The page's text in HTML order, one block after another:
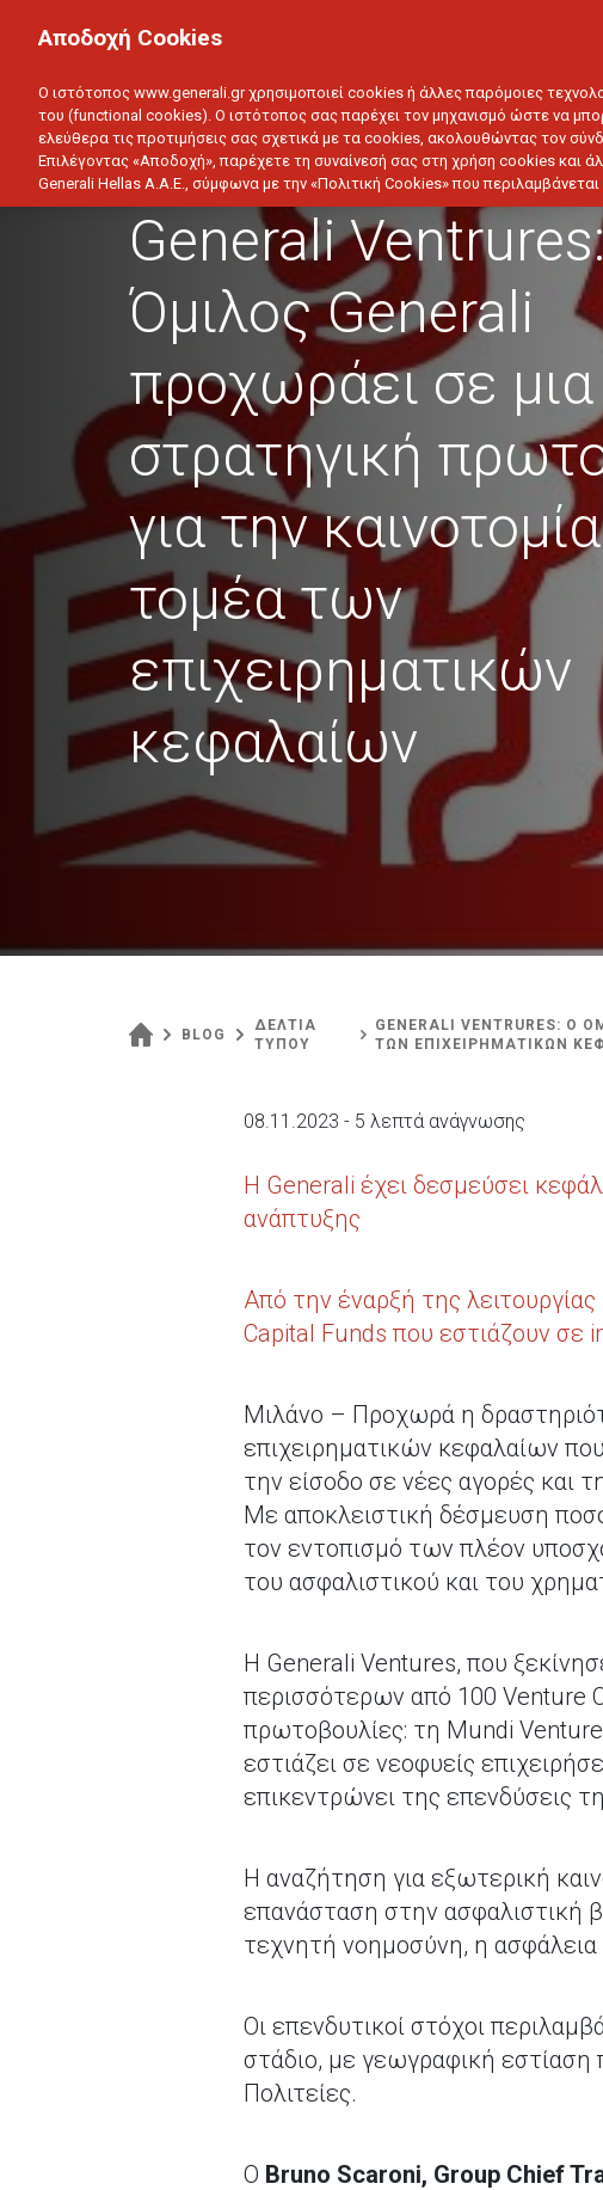
ΥΓΕΙΑ ΑΥΤΟΚΙΝΗΤΟ ΣΠΙΤΙ ΑΠΟΤΑΜΙΕΥΣΗ
ΔΕΛΤΙΑ ΤΥΠΟΥ
Generali
Όμιλος Generali
προχωράει σε
στρατηγική
για την
τομέα των
επιχειρηματικών
κεφαλαίων
BLOG
ΔΕΛΤΙΑ
ΤΥΠΟΥ
GENERALI VENTRURES:
ΤΩΝ ΕΠΙΧΕΙΡΗΜΑΤΙΚΩΝ
08.11.2023 - 5 λεπτά ανάγνωσης
Η Generali έχει δεσμεύσει
ανάπτυξης
Από την έναρξή της
Capital Funds που εστιάζουν σε
Μιλάνο – Προχωρά η
επιχειρηματικών κεφαλαίων
την είσοδο σε νέες αγορές και
Με αποκλειστική δέσμευση
τον εντοπισμό των πλέον
του ασφαλιστικού και του
Η Generali Ventures, που
περισσότερων από 100 Venture
πρωτοβουλίες: τη Mundi
εστιάζει σε νεοφυείς
επικεντρώνει της επενδύσεις
Η αναζήτηση για εξωτερική
επανάσταση στην ασφαλιστική
τεχνητή νοημοσύνη, η
Οι επενδυτικοί στόχοι
στάδιο, με γεωγραφική
Πολιτείες.
Ο Bruno Scaroni, Group Chief
Αποδοχή Cookies
Ο ιστότοπος www.generali.gr χρησιμοποιεί cookies ή άλλες παρόμοιες
του (functional cookies). Ο ιστότοπος σας παρέχει τον μηχανισμό ώστε να
ελεύθερα τις προτιμήσεις σας σχετικά με τα cookies, ακολουθώντας τον
Επιλέγοντας «Αποδοχή», παρέχετε τη συναίνεσή σας στη χρήση cookies και
Generali Hellas A.A.E., σύμφωνα με την «Πολιτική Cookies» που